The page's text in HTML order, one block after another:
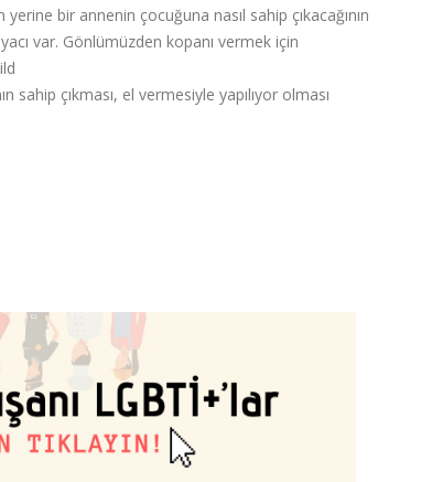
bir annenin çocuğuna nasıl sahip çıkacağının
var. Gönlümüzden kopanı vermek için
çıkması, el vermesiyle yapılıyor olması